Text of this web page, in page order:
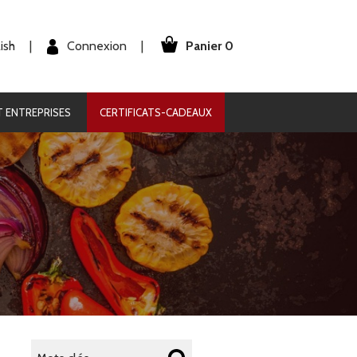
Panier 0
| Connexion |
ENTREPRISES CERTIFICATS-CADEAUX